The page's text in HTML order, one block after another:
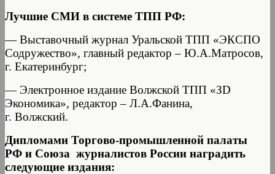
Лучшие СМИ в системе ТПП РФ:
— Выставочный журнал Уральской ТПП «ЭКСПО
Содружество», главный редактор – Ю.А.Матросов,
г. Екатеринбург;
— Электронное издание Волжской ТПП «ЗD
Экономика», редактор – Л.А.Фанина,
г. Волжский.
Дипломами Торгово-промышленной палаты
РФ и Союза журналистов России наградить
следующие издания: